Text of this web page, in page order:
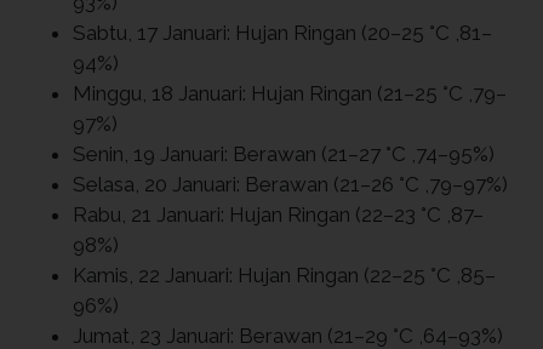
Sabtu, 17 Januari: Hujan Ringan (20–25 °C ,81–
94%)
Minggu, 18 Januari: Hujan Ringan (21–25 °C ,79–
97%)
Senin, 19 Januari: Berawan (21–27 °C ,74–95%)
Selasa, 20 Januari: Berawan (21–26 °C ,79–97%)
Rabu, 21 Januari: Hujan Ringan (22–23 °C ,87–
98%)
Kamis, 22 Januari: Hujan Ringan (22–25 °C ,85–
96%)
Jumat, 23 Januari: Berawan (21–29 °C ,64–93%)